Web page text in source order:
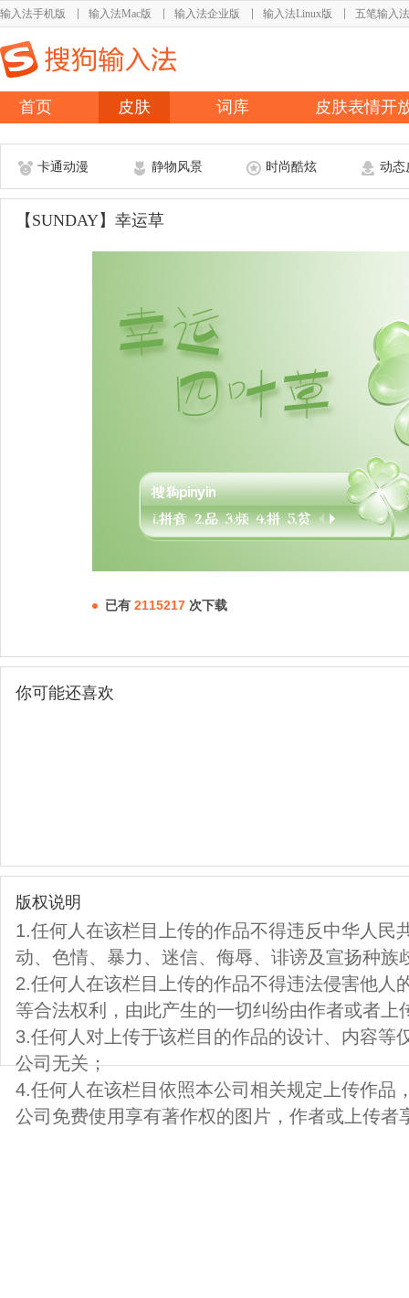
输入法手机版 输入法Mac版 输入法企业版 输入法Linux版 五笔输入法
首页 皮肤 词库 皮肤表情开
卡通动漫 静物风景 时尚酷炫 动态
【SUNDAY】幸运草
已有 2115217 次下载
你可能还喜欢
版权说明
1.任何人在该栏目上传的作品不得违反中华人民
动、色情、暴力、迷信、侮辱、诽谤及宣扬种族
2.任何人在该栏目上传的作品不得违法侵害他人
等合法权利，由此产生的一切纠纷由作者或者上
3.任何人对上传于该栏目的作品的设计、内容等
公司无关；
4.任何人在该栏目依照本公司相关规定上传作品
公司免费使用享有著作权的图片，作者或上传者